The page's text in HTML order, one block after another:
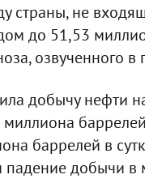
страны, не
до 51,53
озвученного
добычу нефти
баррелей в
падение добычи